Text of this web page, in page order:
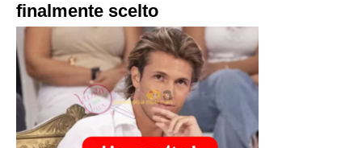
finalmente scelto